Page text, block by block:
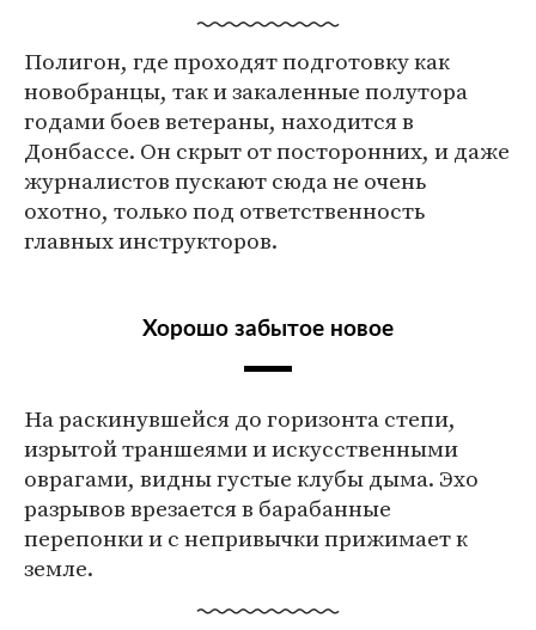
Полигон, где проходят подготовку как
новобранцы, так и закаленные полутора
годами боев ветераны, находится в
Донбассе. Он скрыт от посторонних, и даже
журналистов пускают сюда не очень
охотно, только под ответственность
главных инструкторов.
Хорошо забытое новое
На раскинувшейся до горизонта степи,
изрытой траншеями и искусственными
оврагами, видны густые клубы дыма. Эхо
разрывов врезается в барабанные
перепонки и с непривычки прижимает к
земле.